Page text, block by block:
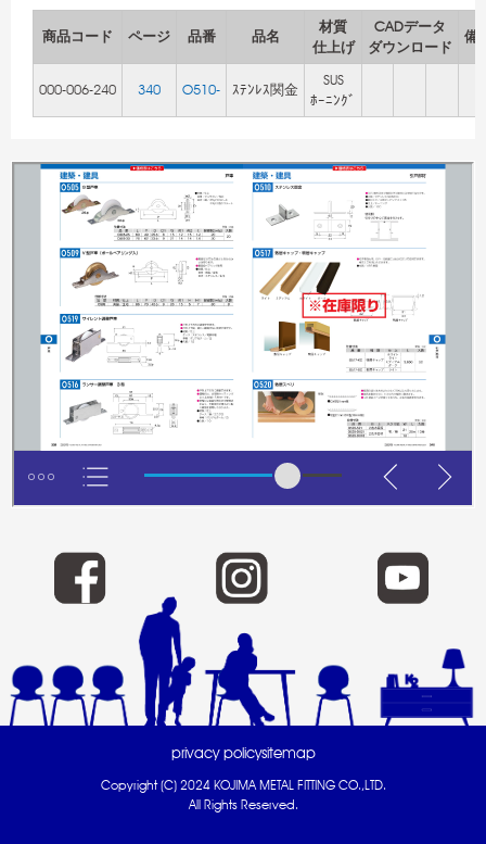
商品コード ページ 品番 品名
材質
仕上げ
CADデータ
ダウンロード
備
000-006-240 340 O510- ｽﾃﾝﾚｽ関金
SUS
ﾎｰﾆﾝｸﾞ
Copyright (C) 2024 KOJIMA METAL FITTING CO.,LTD.
All Rights Reserved.
privacy policysitemap